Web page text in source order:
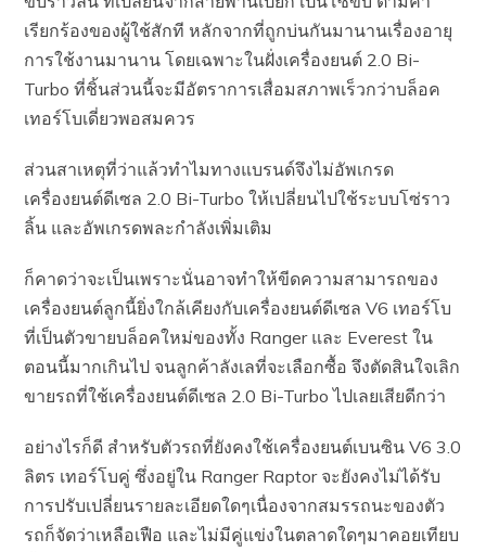
เรียกร้องของผู้ใช้สักที หลักจากที่ถูกบ่นกันมานานเรื่องอายุ
การใช้งานมานาน โดยเฉพาะในฝั่งเครื่องยนต์ 2.0 Bi-
Turbo ที่ชิ้นส่วนนี้จะมีอัตราการเสื่อมสภาพเร็วกว่าบล็อค
เทอร์โบเดี่ยวพอสมควร
ส่วนสาเหตุที่ว่าแล้วทำไมทางแบรนด์จึงไม่อัพเกรด
เครื่องยนต์ดีเซล 2.0 Bi-Turbo ให้เปลี่ยนไปใช้ระบบโซ่ราว
ลิ้น และอัพเกรดพละกำลังเพิ่มเติม
ก็คาดว่าจะเป็นเพราะนั่นอาจทำให้ขีดความสามารถของ
เครื่องยนต์ลูกนี้ยิ่งใกล้เคียงกับเครื่องยนต์ดีเซล V6 เทอร์โบ
ที่เป็นตัวขายบล็อคใหม่ของทั้ง Ranger และ Everest ใน
ตอนนี้มากเกินไป จนลูกค้าลังเลที่จะเลือกซื้อ จึงตัดสินใจเลิก
ขายรถที่ใช้เครื่องยนต์ดีเซล 2.0 Bi-Turbo ไปเลยเสียดีกว่า
อย่างไรก็ดี สำหรับตัวรถที่ยังคงใช้เครื่องยนต์เบนซิน V6 3.0
ลิตร เทอร์โบคู่ ซึ่งอยู่ใน Ranger Raptor จะยังคงไม่ได้รับ
การปรับเปลี่ยนรายละเอียดใดๆเนื่องจากสมรรถนะของตัว
รถก็จัดว่าเหลือเฟือ และไม่มีคู่แข่งในตลาดใดๆมาคอยเทียบ